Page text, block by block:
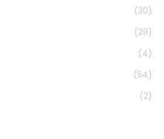
(30)
(29)
(4)
(54)
(2)